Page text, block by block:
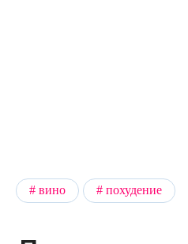
вино похудение